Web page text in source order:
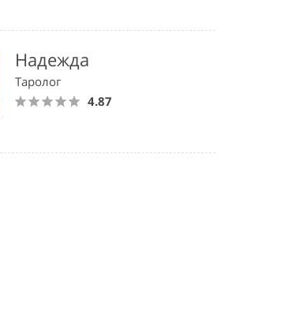
Надежда
Таролог
4.87